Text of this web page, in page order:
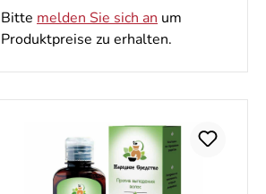
Bitte melden Sie sich an um
Produktpreise zu erhalten.